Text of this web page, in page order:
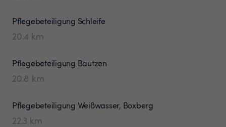
Pflegebeteiligung Schleife
20.4 km
Pflegebeteiligung Bautzen
20.8 km
Pflegebeteiligung Weißwasser, Boxberg
22.3 km